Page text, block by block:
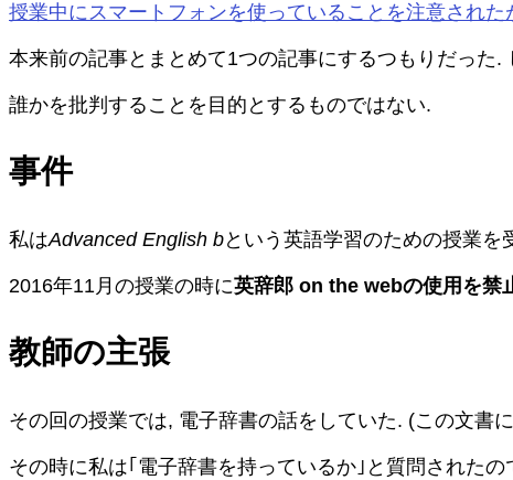
授業中にスマートフォンを使っていることを注意され
本来前の記事とまとめて1つの記事にするつもりだった
誰かを批判することを目的とするものではない.
事件
私はAdvanced English bという英語学習のための授業を
2016年11月の授業の時に英辞郎 on the webの使用を禁
教師の主張
その回の授業では, 電子辞書の話をしていた. (この文書
その時に私は｢電子辞書を持っているか｣と質問された